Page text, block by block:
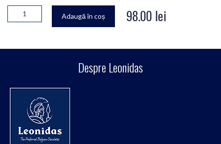
Adaugă în coș 98.00 lei
Despre Leonidas